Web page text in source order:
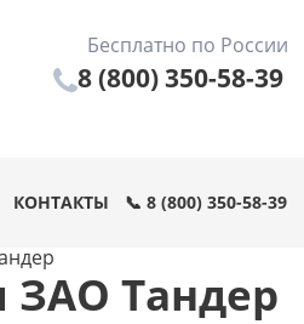
Бесплатно по России
8 (800) 350-58-39
КОНТАКТЫ 📞 8 (800) 350-58-39
ЗАО Тандер